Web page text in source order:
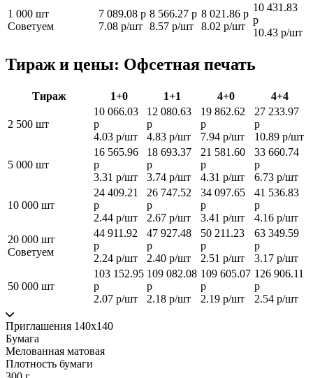
1 000 шт
Советуем
7 089.08 р
7.08 р/шт
8 566.27 р
8.57 р/шт
8 021.86 р
8.02 р/шт
10 431.83
р
10.43 р/шт
Тираж и цены: Офсетная печать
Тираж 1+0 1+1 4+0 4+4
2 500 шт
10 066.03
р
4.03 р/шт
12 080.63
р
4.83 р/шт
19 862.62
р
7.94 р/шт
27 233.97
р
10.89 р/шт
5 000 шт
16 565.96
р
3.31 р/шт
18 693.37
р
3.74 р/шт
21 581.60
р
4.31 р/шт
33 660.74
р
6.73 р/шт
10 000 шт
24 409.21
р
2.44 р/шт
26 747.52
р
2.67 р/шт
34 097.65
р
3.41 р/шт
41 536.83
р
4.16 р/шт
20 000 шт
Советуем
44 911.92
р
2.24 р/шт
47 927.48
р
2.40 р/шт
50 211.23
р
2.51 р/шт
63 349.59
р
3.17 р/шт
50 000 шт
103 152.95
р
2.07 р/шт
109 082.08
р
2.18 р/шт
109 605.07
р
2.19 р/шт
126 906.11
р
2.54 р/шт
Приглашения 140x140
Бумага
Мелованная матовая
Плотность бумаги